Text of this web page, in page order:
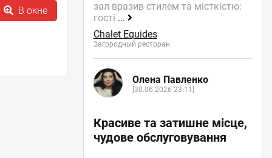
В окне
зал вразив стилем та місткістю:
гості ...
Chalet Equides
Загородный ресторан
Олена Павленко
[30.06.2026 23:11]
Красиве та затишне місце,
чудове обслуговування